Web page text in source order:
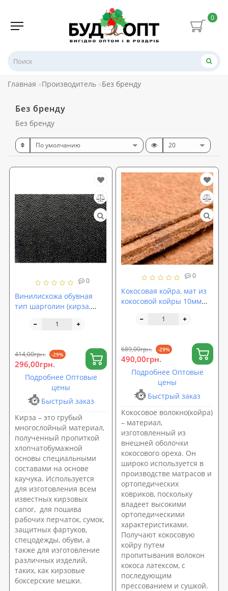
0
Главная Производитель Без бренду
Без бренду
Без бренду
0
Винилискожа обувная
тип шарголин (кирза,
кожвинил) 1.2 мм (TK-
414,00грн. -29%
296,00грн.
Подробнее Оптовые
цены
Быстрый заказ
Кирза – это грубый
многослойный материал,
полученный пропиткой
хлопчатобумажной
основы специальными
составами на основе
каучука. Используется
для изготовления всем
известных кирзовых
сапог, для пошива
рабочих перчаток, сумок,
защитных фартуков,
спецодежды, обуви, а
также для изготовление
различных изделий,
таких, как кирзовые
боксерские мешки.
0
Кокосовая койра, мат из
кокосовой койры 10мм
латексное ширина 200см
689,00грн. -29%
490,00грн.
Подробнее Оптовые
цены
Быстрый заказ
Кокосовое волокно(койра)
– материал,
изготовленный из
внешней оболочки
кокосового ореха. Он
широко используется в
производстве матрасов и
ортопедических
ковриков, поскольку
владеет высокими
ортопедическими
характеристиками.
Получают кокосовую
койру путем
пропитывания волокон
кокоса латексом, с
последующим
прессованием и сушкой.